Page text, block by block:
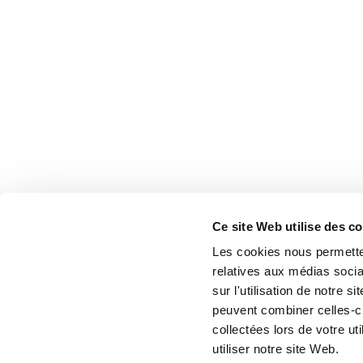
Ce site Web utilise des
Les cookies nous
relatives aux médias
sur l'utilisation de notre
peuvent combiner celles-
collectées lors de votre
utiliser notre site Web.